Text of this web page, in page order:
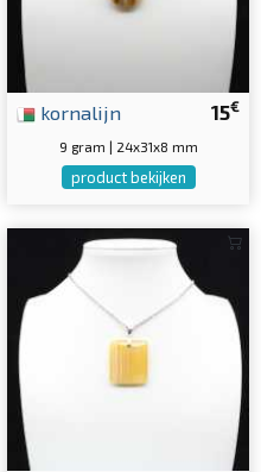
15€
kornalijn
9 gram | 24x31x8 mm
product bekijken